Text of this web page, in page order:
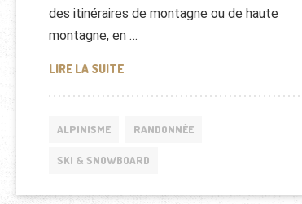
des itinéraires de montagne ou de haute
montagne, en …
LIRE LA SUITESKI ALPINISME À BARÈGES
ALPINISME RANDONNÉE
SKI & SNOWBOARD